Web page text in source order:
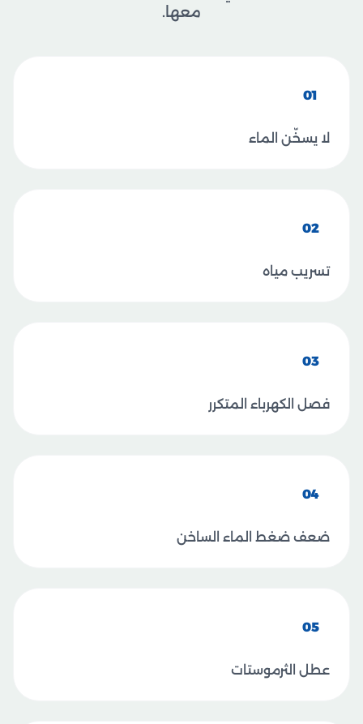
معها.
01
لا يسخّن الماء
02
تسريب مياه
03
فصل الكهرباء المتكرر
04
ضعف ضغط الماء الساخن
05
عطل الثرموستات